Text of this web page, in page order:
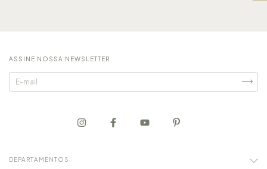
ASSINE NOSSA NEWSLETTER
DEPARTAMENTOS